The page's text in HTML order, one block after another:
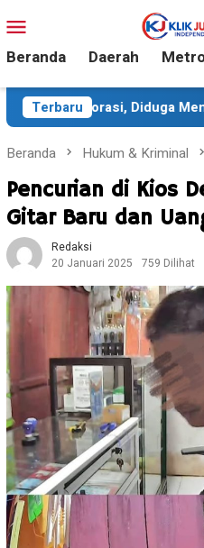
ke
kontenMobile
Beranda Daerah
Terbaru
Mengalir ke Sektor Industri
Beranda Hukum & Kriminal
Pencurian di Kios
Gitar Baru dan
Redaksi
20 Januari 2025
759 Dilihat